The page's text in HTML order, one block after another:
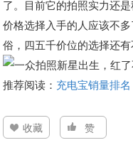
了。目前它的拍照实力还
价格选择入手的人应该不
俗，四五千价位的选择还
推荐阅读： 充电宝销量排名
收藏 赞